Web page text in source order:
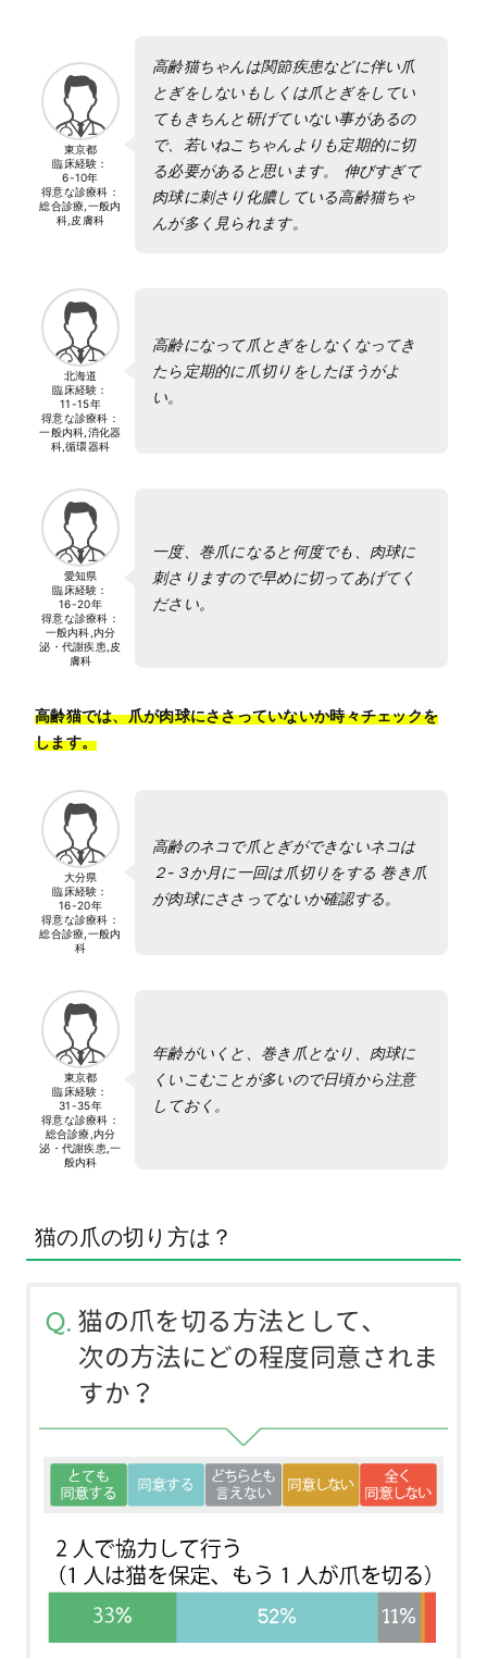
東京都
臨床経験：
6-10年
得意な診療科：
総合診療,一般内
科,皮膚科
高齢猫ちゃんは関節疾患などに伴い爪
とぎをしないもしくは爪とぎをしてい
てもきちんと研げていない事があるの
で、若いねこちゃんよりも定期的に切
る必要があると思います。 伸びすぎて
肉球に刺さり化膿している高齢猫ちゃ
んが多く見られます。
北海道
臨床経験：
11-15年
得意な診療科：
一般内科,消化器
科,循環器科
高齢になって爪とぎをしなくなってき
たら定期的に爪切りをしたほうがよ
い。
愛知県
臨床経験：
16-20年
得意な診療科：
一般内科,内分
泌・代謝疾患,皮
膚科
一度、巻爪になると何度でも、肉球に
刺さりますので早めに切ってあげてく
ださい。
高齢猫では、爪が肉球にささっていないか時々チェックを
します。
大分県
臨床経験：
16-20年
得意な診療科：
総合診療,一般内
科
高齢のネコで爪とぎができないネコは
２-３か月に一回は爪切りをする 巻き爪
が肉球にささってないか確認する。
東京都
臨床経験：
31-35年
得意な診療科：
総合診療,内分
泌・代謝疾患,一
般内科
年齢がいくと、巻き爪となり、肉球に
くいこむことが多いので日頃から注意
しておく。
猫の爪の切り方は？